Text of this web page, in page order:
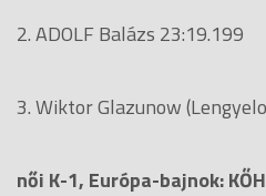
2. ADOLF Balázs 23:19.199
3. Wiktor Glazunow
női K-1, Európa-bajnok: